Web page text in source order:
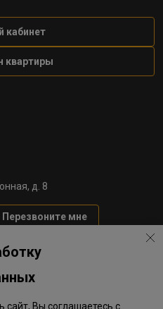
кабинет
квартиры
д. 8
Перезвоните мне
сайт, Вы соглашаетесь с